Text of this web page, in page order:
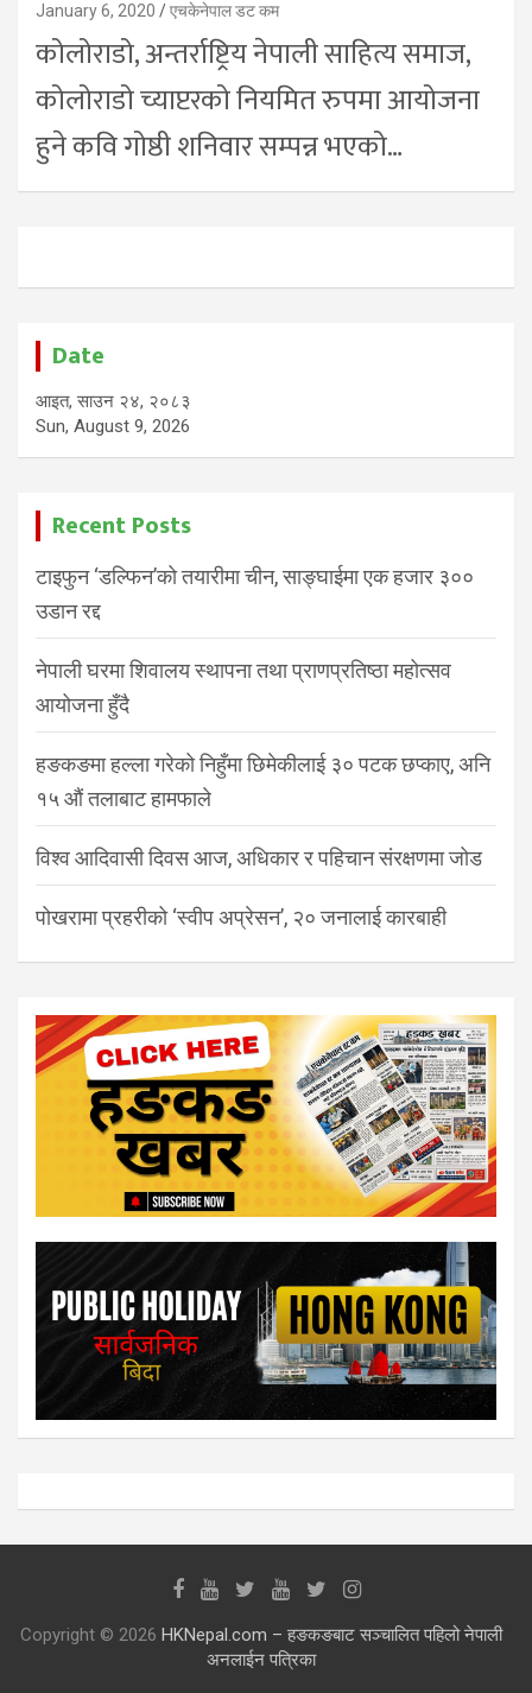
January 6, 2020 एचकेनेपाल डट कम
कोलोराडो, अन्तर्राष्ट्रिय नेपाली साहित्य समाज,
कोलोराडो च्याप्टरको नियमित रुपमा आयोजना
हुने कवि गोष्ठी शनिवार सम्पन्न भएको…
Date
आइत, साउन २४, २०८३
Sun, August 9, 2026
Recent Posts
टाइफुन ‘डल्फिन’को तयारीमा चीन, साङ्घाईमा एक हजार ३००
उडान रद्द
नेपाली घरमा शिवालय स्थापना तथा प्राणप्रतिष्ठा महोत्सव
आयोजना हुँदै
हङकङमा हल्ला गरेको निहुँमा छिमेकीलाई ३० पटक छप्काए, अनि
१५ औं तलाबाट हामफाले
विश्व आदिवासी दिवस आज, अधिकार र पहिचान संरक्षणमा जोड
पोखरामा प्रहरीको ‘स्वीप अप्रेसन’, २० जनालाई कारबाही
Copyright © 2026 HKNepal.com – हङकङबाट सञ्चालित पहिलो नेपाली
अनलाईन पत्रिका